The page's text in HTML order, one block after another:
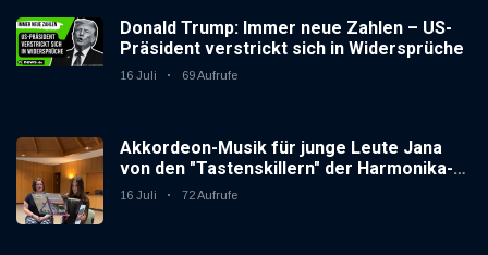
Donald Trump: Immer neue Zahlen – US-
Präsident verstrickt sich in Widersprüche
16 Juli 69 Aufrufe
Akkordeon-Musik für junge Leute Jana
von den "Tastenskillern" der Harmonika-
Vereinigung Gaggenau zeigt, wie "jung"
16 Juli 72 Aufrufe